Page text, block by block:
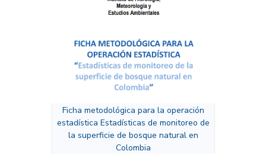
Ficha metodológica para la operación
estadística Estadísticas de monitoreo de
la superficie de bosque natural en
Colombia